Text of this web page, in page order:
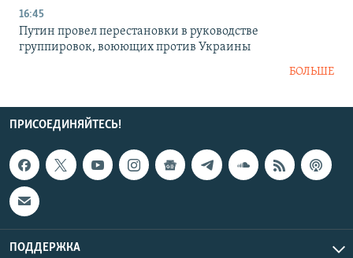
16:45
Путин провел перестановки в руководстве
группировок, воюющих против Украины
БОЛЬШЕ
ПРИСОЕДИНЯЙТЕСЬ!
ПОДДЕРЖКА